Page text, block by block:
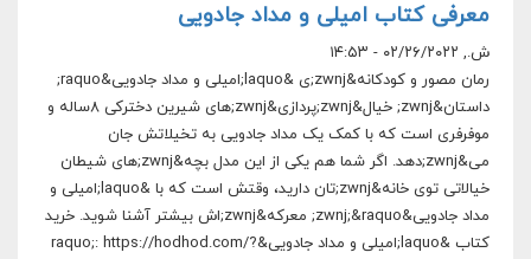
معرفی کتاب امیلی و مداد جادویی
ش., ۰۲/۲۶/۲۰۲۲ - ۱۴:۵۳
رمان مصور و کودکانه&zwnj;ی &laquo;امیلی و مداد جادویی&raquo;
داستان&zwnj; خیال&zwnj;پردازی&zwnj;های شیرین دخترکی ۸ساله و
موفرفری است که با کمک یک مداد جادویی به تخیلاتش جان
می&zwnj;دهد. اگر شما هم یکی از این مدل بچه&zwnj;های شیطان
خیالاتی توی خانه&zwnj;تان دارید، وقتش است که با &laquo;امیلی و
مداد جادویی&zwnj;&raquo; معرکه&zwnj;اش بیشتر آشنا شوید. خرید
کتاب &laquo;امیلی و مداد جادویی&raquo;: https://hodhod.com/?